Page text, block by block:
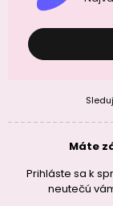
Máte
Prihláste sa k
neutečú